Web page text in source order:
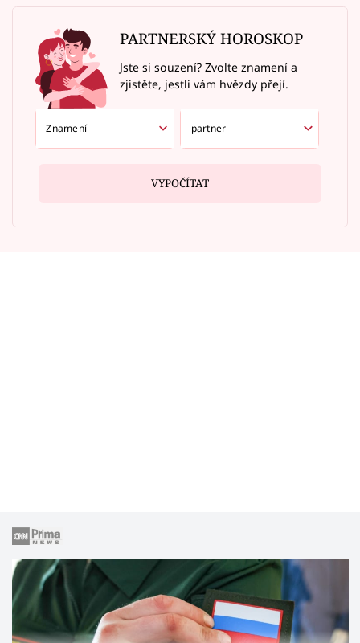
PARTNERSKÝ HOROSKOP
Jste si souzení? Zvolte znamení a
zjistěte, jestli vám hvězdy přejí.
VYPOČÍTAT